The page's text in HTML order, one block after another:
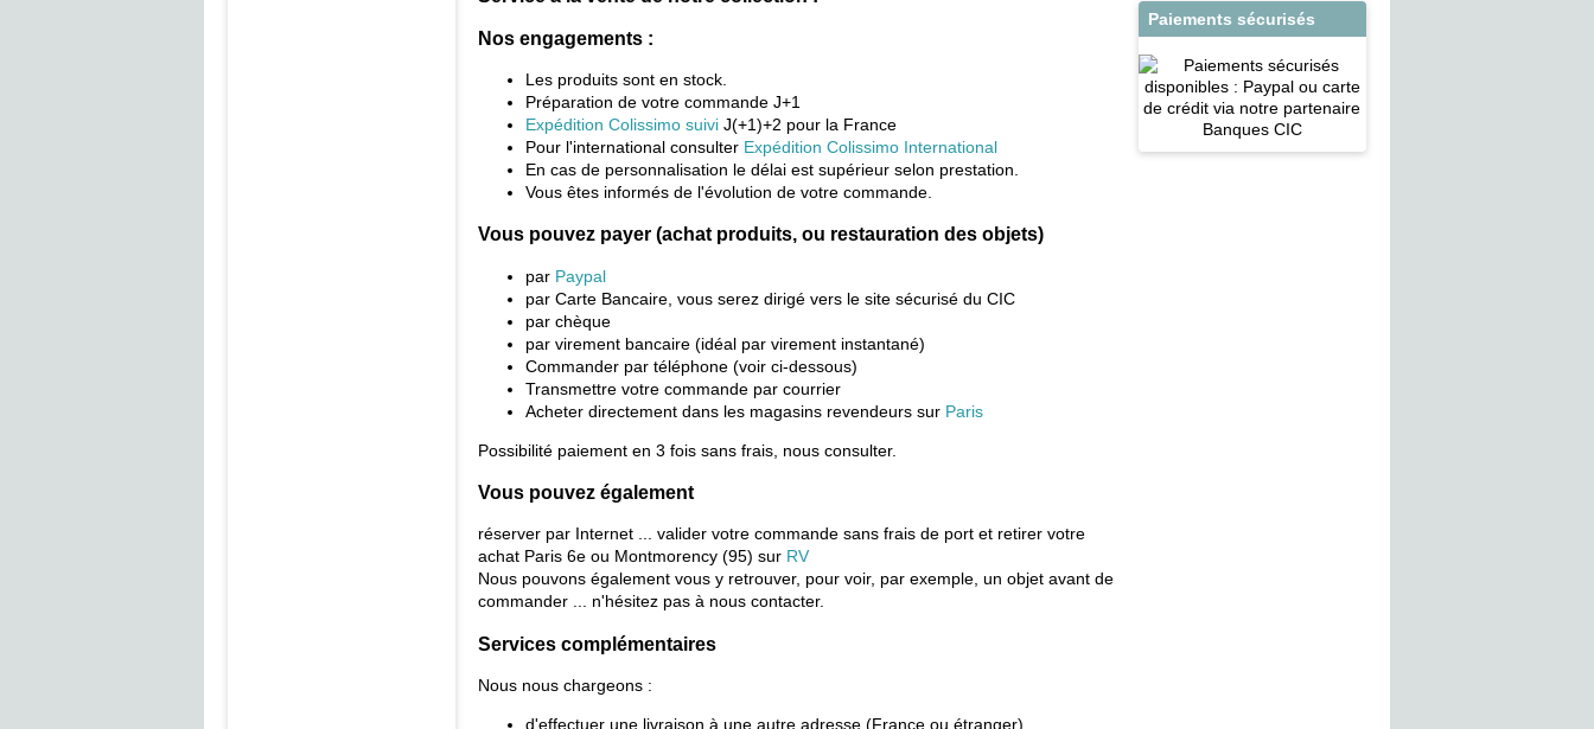
Nos engagements :
Les produits sont en stock.
Préparation de votre commande J+1
Expédition Colissimo suivi J(+1)+2 pour la France
Pour l'international consulter Expédition Colissimo International
En cas de personnalisation le délai est supérieur selon prestation.
Vous êtes informés de l'évolution de votre commande.
Vous pouvez payer (achat produits, ou restauration des objets)
par Paypal
par Carte Bancaire, vous serez dirigé vers le site sécurisé du CIC
par chèque
par virement bancaire (idéal par virement instantané)
Commander par téléphone (voir ci-dessous)
Transmettre votre commande par courrier
Acheter directement dans les magasins revendeurs sur Paris
Possibilité paiement en 3 fois sans frais, nous consulter.
Vous pouvez également
réserver par Internet ... valider votre commande sans frais de port et retirer votre
achat Paris 6e ou Montmorency (95) sur RV
Nous pouvons également vous y retrouver, pour voir, par exemple, un objet avant de
commander ... n'hésitez pas à nous contacter.
Services complémentaires
Nous nous chargeons :
d'effectuer une livraison à une autre adresse (France ou étranger)
Paiements sécurisés